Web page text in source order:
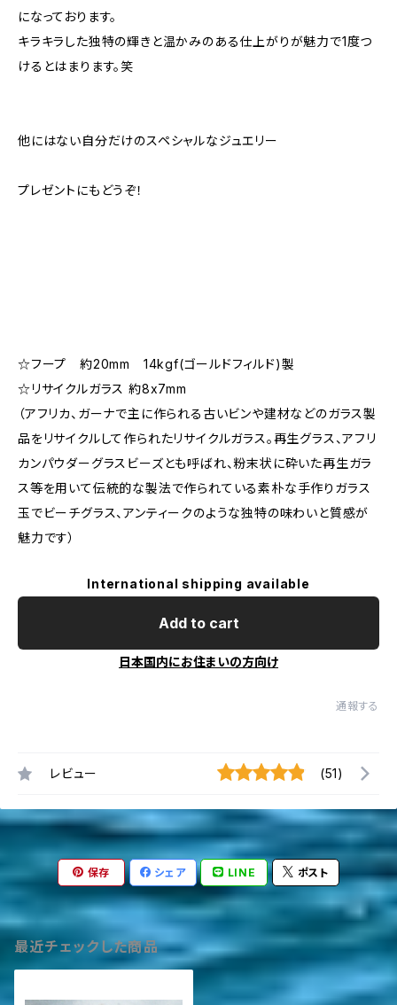
になっております。
キラキラした独特の輝きと温かみのある仕上がりが魅力で1度つ
けるとはまります。笑
他にはない自分だけのスペシャルなジュエリー
プレゼントにもどうぞ！
☆フープ 約20mm 14kgf(ゴールドフィルド)製
☆リサイクルガラス 約8x7mm
（アフリカ、ガーナで主に作られる古いビンや建材などのガラス製
品をリサイクルして作られたリサイクルガラス。再生グラス、アフリ
カンパウダーグラスビーズとも呼ばれ、粉末状に砕いた再生ガラ
ス等を用いて伝統的な製法で作られている素朴な手作りガラス
玉でビーチグラス、アンティークのような独特の味わいと質感が
魅力です）
International shipping available
Add to cart
日本国内にお住まいの方向け
通報する
レビュー (51)
保存 シェア LINE ポスト
最近チェックした商品